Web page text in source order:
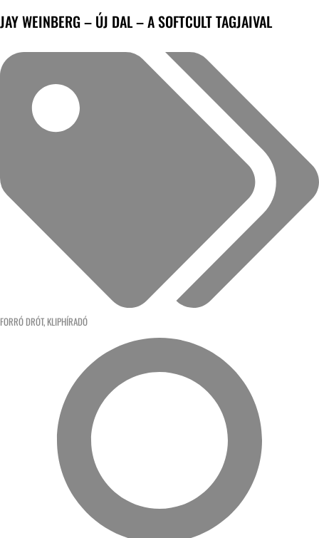
JAY WEINBERG – ÚJ DAL – A SOFTCULT TAGJAIVAL
FORRÓ DRÓT, KLIPHÍRADÓ